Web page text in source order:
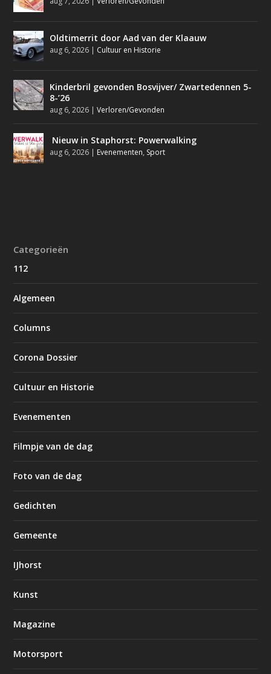
Oldtimerrit door Aad van der Klaauw
aug 6, 2026 Cultuur en Historie
Kinderbril gevonden Bosvijver/ Zwartedennen 5-
8-’26
aug 6, 2026 |Verloren/Gevonden
Nieuw in Staphorst: Powerwalking
aug 6, 2026 Evenementen, Sport
Categorieën
112
Algemeen
Columns
Corona Dossier
Cultuur en Historie
Evenementen
Filmpje van de dag
Foto van de dag
Gedichten
Gemeente
IJhorst
Kunst
Magazine
Motorsport